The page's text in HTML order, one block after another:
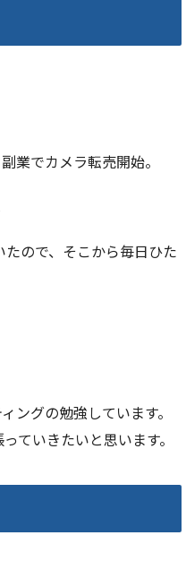
業でカメラ転売開始。
ので、そこから毎日ひた
ングの勉強しています。
ていきたいと思います。